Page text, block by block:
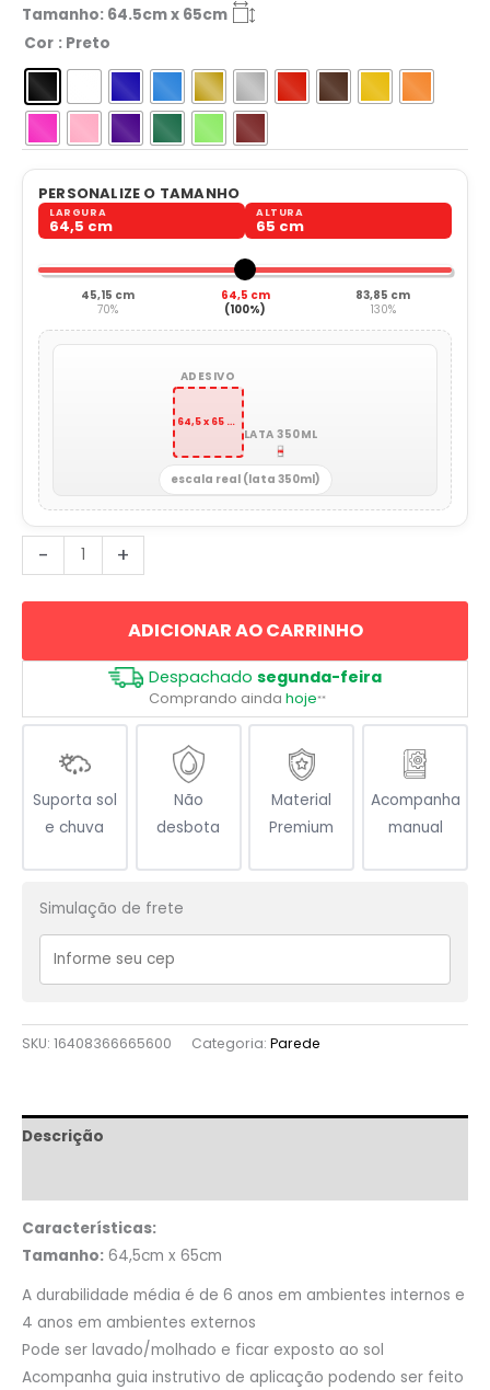
Tamanho: 64.5cm x 65cm
Cor : Preto
PERSONALIZE O TAMANHO
LARGURA
64,5 cm
ALTURA
65 cm
45,15 cm
70%
64,5 cm
(100%)
83,85 cm
130%
ADESIVO
64,5 x 65 cm
LATA 350ML
escala real (lata 350ml)
-
Viking
Runa
Ragnarok
+
ADICIONAR AO CARRINHO
Despachado segunda-feira
Comprando ainda hoje**
Suporta sol
e chuva
Não
desbota
Material
Premium
Acompanha
manual
Simulação de frete
SKU: 16408366665600 Categoria: Parede
Descrição
Características:
Tamanho: 64,5cm x 65cm
A durabilidade média é de 6 anos em ambientes internos e
4 anos em ambientes externos
Pode ser lavado/molhado e ficar exposto ao sol
Acompanha guia instrutivo de aplicação podendo ser feito